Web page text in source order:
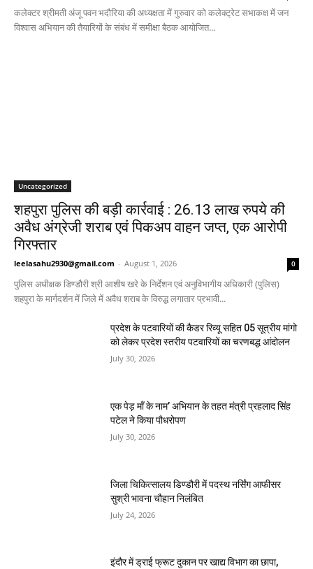
कलेक्टर श्रीमती अंजू पवन भदौरिया की अध्यक्षता में गुरुवार को कलेक्ट्रेट सभाकक्ष में जन
विश्वास अभियान की तैयारियों के संबंध में समीक्षा बैठक आयोजित...
Uncategorized
शहपुरा पुलिस की बड़ी कार्रवाई : 26.13 लाख रुपये की
अवैध अंग्रेजी शराब एवं पिकअप वाहन जप्त, एक आरोपी
गिरफ्तार
leelasahu2930@gmail.com - August 1, 2026 0
पुलिस अधीक्षक डिण्डौरी श्री आशीष खरे के निर्देशन एवं अनुविभागीय अधिकारी (पुलिस)
शहपुरा के मार्गदर्शन में जिले में अवैध शराब के विरुद्ध लगातार प्रभावी...
प्रदेश के पटवारियों की कैडर रिव्यू सहित 05 सूत्रीय मांगो
को लेकर प्रदेश स्तरीय पटवारियों का चरणबद्ध आंदोलन
July 30, 2026
एक पेड़ माँ के नाम’ अभियान के तहत मंत्री प्रहलाद सिंह
पटेल ने किया पौधरोपण
July 30, 2026
जिला चिकित्सालय डिण्डौरी में पदस्थ नर्सिंग आफीसर
सुश्री भावना चौहान निलंबित
July 24, 2026
इंदौर में ड्राई फ्रूट दुकान पर खाद्य विभाग का छापा,